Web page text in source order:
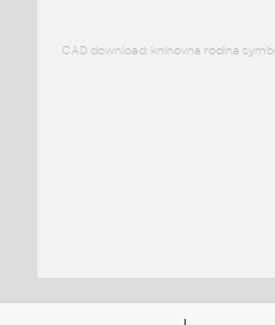
CAD download: knihovna rodina